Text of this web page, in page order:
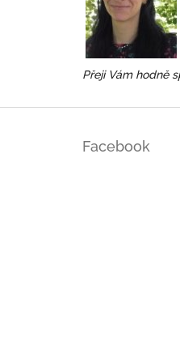
Přeji Vám hodně
Facebook